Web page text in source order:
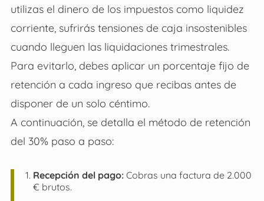
utilizas el dinero de los impuestos como liquidez
corriente, sufrirás tensiones de caja insostenibles
cuando lleguen las liquidaciones trimestrales.
Para evitarlo, debes aplicar un porcentaje fijo de
retención a cada ingreso que recibas antes de
disponer de un solo céntimo.
A continuación, se detalla el método de retención
del 30% paso a paso:
Recepción del pago:Cobras una factura de 2.000
€ brutos.